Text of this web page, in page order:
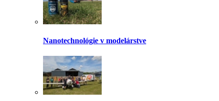
Nanotechnológie v modelárstve